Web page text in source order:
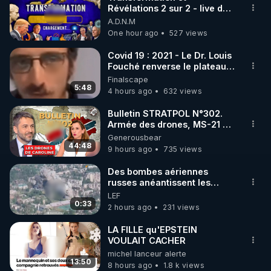
🌱 INSTAGRAM
https://www.instagram.com/rdlr_thierrycasasnovas/
http://rgnr.li/instagram
🌱 LA NEWSLETTER
Pour ne pas rater l’actualité RGNR (stages,
http://rgnr.li/news
🌱 VIDÉOS NON CENSURÉES SUR ODYSEE
Toutes les vidéos Youtube sont aussi sur la
http://rgnr.li/odysee
🌱 LES STAGES EN PRÉSENTIEL
http://rgnr.li/stages
Révélations 2 sur 2 - live du
07/08/26
A.D.N.M
One hour ago
527 views
5:48
Covid 19 : 2021 - Le Dr. Louis
Fouché renverse le plateau
de CNews !
Finalscape
4 hours ago
632 views
44:48
Bulletin STRATPOL N°302.
Armée des drones, MS-21 en
série, missiles coréens.
07.08.2026.
Generousbear
9 hours ago
735 views
0:33
Des bombes aériennes
russes anéantissent les
centres de contrôle de
drones de 3 brigades
ukrainienne
LEF
2 hours ago
231 views
13:50
LA FILLE qu'EPSTEIN
VOULAIT CACHER
michel lanceur alerte
8 hours ago
1.8 k views